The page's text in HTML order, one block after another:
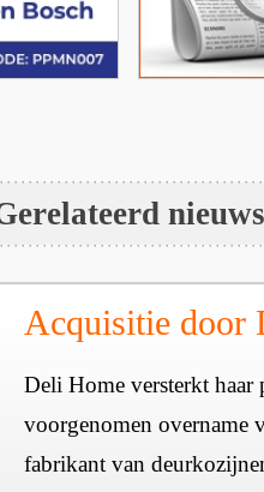
nieuws
Acquisitie door
Deli Home versterkt haar
voorgenomen overname
fabrikant van